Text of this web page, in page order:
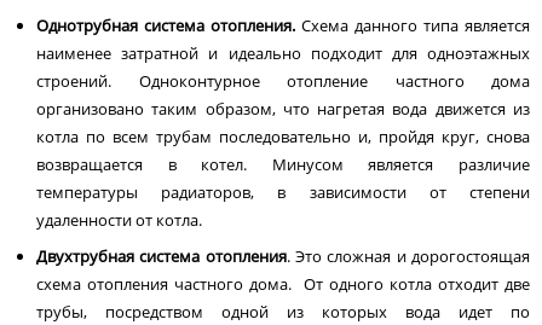
Однотрубная система отопления. Схема данного типа является
наименее затратной и идеально подходит для одноэтажных
строений. Одноконтурное отопление частного дома
организовано таким образом, что нагретая вода движется из
котла по всем трубам последовательно и, пройдя круг, снова
возвращается в котел. Минусом является различие
температуры радиаторов, в зависимости от степени
удаленности от котла.
Двухтрубная система отопления. Это сложная и дорогостоящая
схема отопления частного дома. От одного котла отходит две
трубы, посредством одной из которых вода идет по